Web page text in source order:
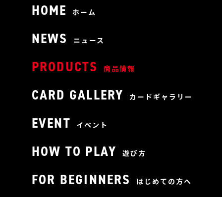
HOME ホーム
NEWS ニュース
PRODUCTS 商品情報
CARD GALLERY カードギャラリー
EVENT イベント
HOW TO PLAY 遊び方
FOR BEGINNERS はじめての方へ